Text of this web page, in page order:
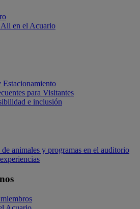
en el Acuario
para Visitantes
e inclusión
animales y programas en el auditorio